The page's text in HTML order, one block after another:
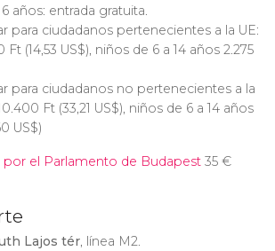
años: entrada gratuita.
para ciudadanos pertenecientes a la UE:
Ft(14,53 US$), niños de 6 a 14 años 2.275
para ciudadanos no pertenecientes a la
Ft(33,21 US$), niños de 6 a 14 años
US$)
por el Parlamento de Budapest35 €
Lajos tér, línea M2.